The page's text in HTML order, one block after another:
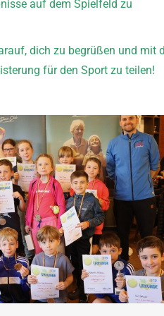
auf dem Spielfeld zu
dich zu begrüßen und mit
für den Sport zu teilen!